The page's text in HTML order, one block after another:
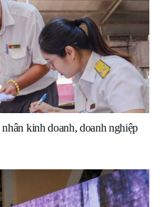
kinh doanh, doanh nghiệp